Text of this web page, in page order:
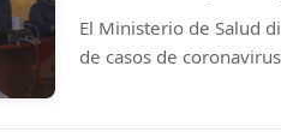
El Ministerio de Salud
de casos de